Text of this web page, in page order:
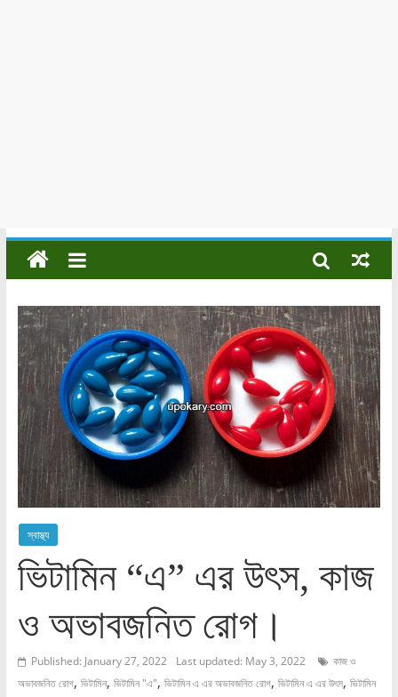
স্বাস্থ্য
ভিটামিন “এ” এর উৎস, কাজ
ও অভাবজনিত রোগ।
Published: January 27, 2022 Last updated: May 3, 2022
কাজ ও
অভাবজনিত রোগ, ভিটামিন, ভিটামিন "এ", ভিটামিন এ এর অভাবজনিত রোগ, ভিটামিন এ এর উৎস, ভিটামিন